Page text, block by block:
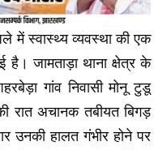
में स्वास्थ्य व्यवस्था की एक
जामताड़ा थाना क्षेत्र के
गांव निवासी मोनू टुडू
रात अचानक तबीयत बिगड़
उनकी हालत गंभीर होने पर